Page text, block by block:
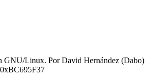
GNU/Linux. Por David Hernández (Dabo)